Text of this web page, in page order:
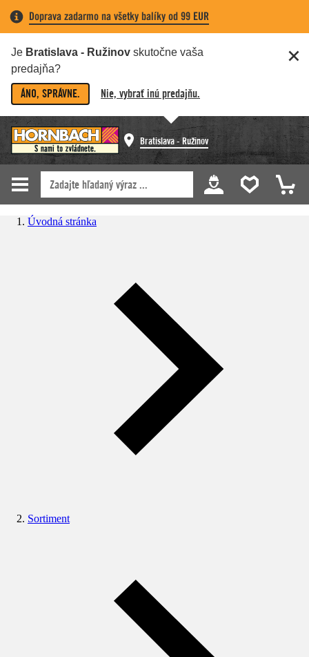
Doprava zadarmo na všetky balíky od 99 EUR
Je Bratislava - Ružinov skutočne vaša
predajňa?
ÁNO, SPRÁVNE. Nie, vybrať inú predajňu.
Bratislava - Ružinov
Úvodná stránka
Sortiment